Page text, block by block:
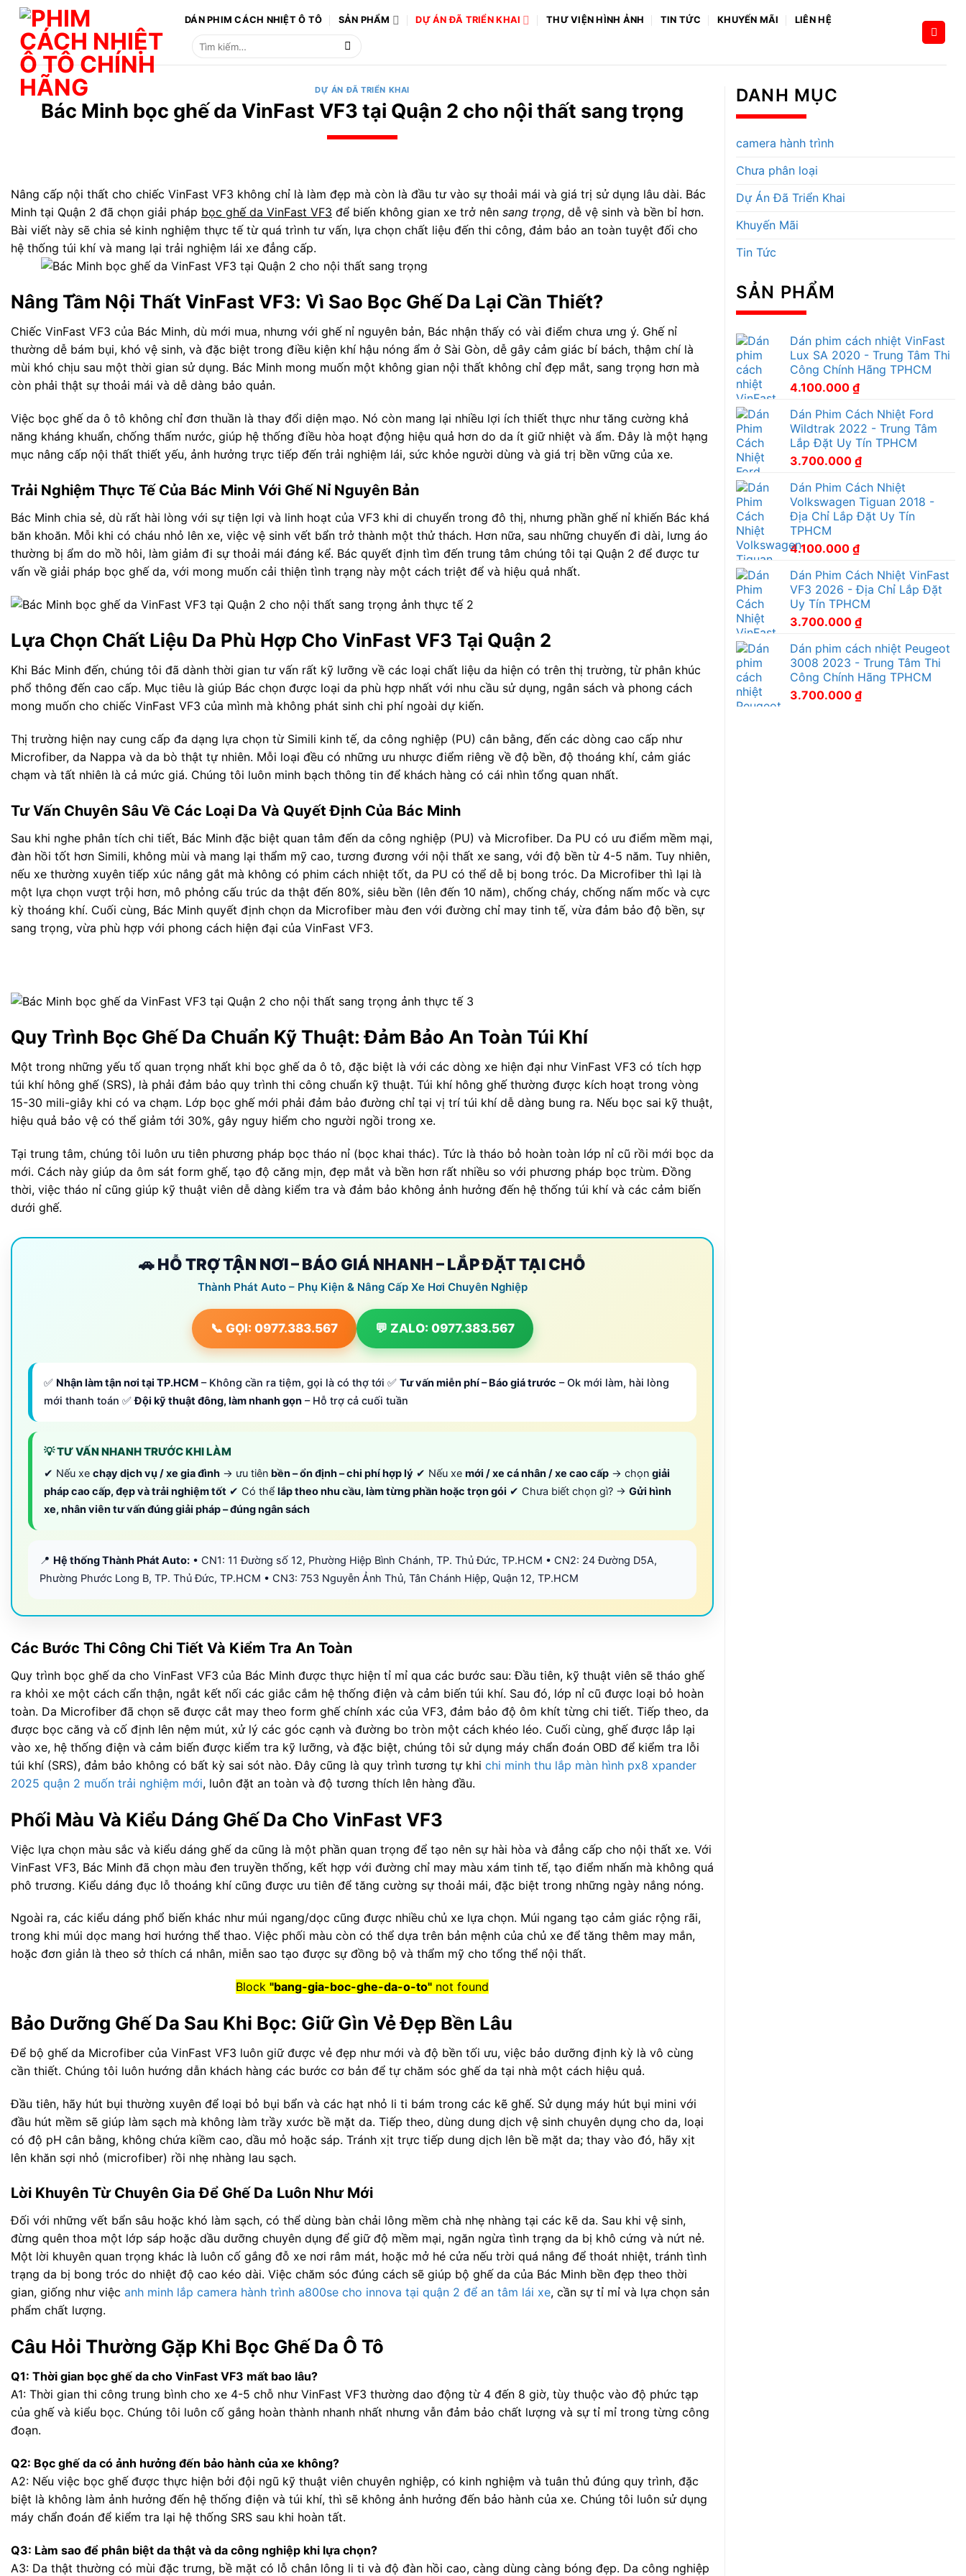
dung
DÁN PHIM CÁCH NHIỆT Ô TÔ SẢN PHẨM DỰ ÁN ĐÃ TRIỂN KHAI THƯ VIỆN HÌNH ẢNH TIN TỨC KHUYẾN MÃI
LIÊN HỆ
Tìm
DỰ ÁN ĐÃ TRIỂN KHAI
Bác Minh bọc ghế da VinFast VF3 tại Quận 2 cho nội thất sang trọng
Nâng cấp nội thất cho chiếc VinFast VF3 không chỉ là làm đẹp mà còn là đầu tư vào sự thoải mái và giá trị sử dụng lâu dài. Bác
Minh tại Quận 2 đã chọn giải pháp bọc ghế da VinFast VF3 để biến không gian xe trở nên sang trọng, dễ vệ sinh và bền bỉ hơn.
Bài viết này sẽ chia sẻ kinh nghiệm thực tế từ quá trình tư vấn, lựa chọn chất liệu đến thi công, đảm bảo an toàn tuyệt đối cho
hệ thống túi khí và mang lại trải nghiệm lái xe đẳng cấp.
Nâng Tầm Nội Thất VinFast VF3: Vì Sao Bọc Ghế Da Lại Cần Thiết?
Chiếc VinFast VF3 của Bác Minh, dù mới mua, nhưng với ghế nỉ nguyên bản, Bác nhận thấy có vài điểm chưa ưng ý. Ghế nỉ
thường dễ bám bụi, khó vệ sinh, và đặc biệt trong điều kiện khí hậu nóng ẩm ở Sài Gòn, dễ gây cảm giác bí bách, thậm chí là
mùi khó chịu sau một thời gian sử dụng. Bác Minh mong muốn một không gian nội thất không chỉ đẹp mắt, sang trọng hơn mà
còn phải thật sự thoải mái và dễ dàng bảo quản.
Việc bọc ghế da ô tô không chỉ đơn thuần là thay đổi diện mạo. Nó còn mang lại nhiều lợi ích thiết thực như tăng cường khả
năng kháng khuẩn, chống thấm nước, giúp hệ thống điều hòa hoạt động hiệu quả hơn do da ít giữ nhiệt và ẩm. Đây là một hạng
mục nâng cấp nội thất thiết yếu, ảnh hưởng trực tiếp đến trải nghiệm lái, sức khỏe người dùng và giá trị bền vững của xe.
Trải Nghiệm Thực Tế Của Bác Minh Với Ghế Nỉ Nguyên Bản
Bác Minh chia sẻ, dù rất hài lòng với sự tiện lợi và linh hoạt của VF3 khi di chuyển trong đô thị, nhưng phần ghế nỉ khiến Bác khá
băn khoăn. Mỗi khi có cháu nhỏ lên xe, việc vệ sinh vết bẩn trở thành một thử thách. Hơn nữa, sau những chuyến đi dài, lưng áo
thường bị ẩm do mồ hôi, làm giảm đi sự thoải mái đáng kể. Bác quyết định tìm đến trung tâm chúng tôi tại Quận 2 để được tư
vấn về giải pháp bọc ghế da, với mong muốn cải thiện tình trạng này một cách triệt để và hiệu quả nhất.
Lựa Chọn Chất Liệu Da Phù Hợp Cho VinFast VF3 Tại Quận 2
Khi Bác Minh đến, chúng tôi đã dành thời gian tư vấn rất kỹ lưỡng về các loại chất liệu da hiện có trên thị trường, từ phân khúc
phổ thông đến cao cấp. Mục tiêu là giúp Bác chọn được loại da phù hợp nhất với nhu cầu sử dụng, ngân sách và phong cách
mong muốn cho chiếc VinFast VF3 của mình mà không phát sinh chi phí ngoài dự kiến.
Thị trường hiện nay cung cấp đa dạng lựa chọn từ Simili kinh tế, da công nghiệp (PU) cân bằng, đến các dòng cao cấp như
Microfiber, da Nappa và da bò thật tự nhiên. Mỗi loại đều có những ưu nhược điểm riêng về độ bền, độ thoáng khí, cảm giác
chạm và tất nhiên là cả mức giá. Chúng tôi luôn minh bạch thông tin để khách hàng có cái nhìn tổng quan nhất.
Tư Vấn Chuyên Sâu Về Các Loại Da Và Quyết Định Của Bác Minh
Sau khi nghe phân tích chi tiết, Bác Minh đặc biệt quan tâm đến da công nghiệp (PU) và Microfiber. Da PU có ưu điểm mềm mại,
đàn hồi tốt hơn Simili, không mùi và mang lại thẩm mỹ cao, tương đương với nội thất xe sang, với độ bền từ 4-5 năm. Tuy nhiên,
nếu xe thường xuyên tiếp xúc nắng gắt mà không có phim cách nhiệt tốt, da PU có thể dễ bị bong tróc. Da Microfiber thì lại là
một lựa chọn vượt trội hơn, mô phỏng cấu trúc da thật đến 80%, siêu bền (lên đến 10 năm), chống cháy, chống nấm mốc và cực
kỳ thoáng khí. Cuối cùng, Bác Minh quyết định chọn da Microfiber màu đen với đường chỉ may tinh tế, vừa đảm bảo độ bền, sự
sang trọng, vừa phù hợp với phong cách hiện đại của VinFast VF3.
Quy Trình Bọc Ghế Da Chuẩn Kỹ Thuật: Đảm Bảo An Toàn Túi Khí
Một trong những yếu tố quan trọng nhất khi bọc ghế da ô tô, đặc biệt là với các dòng xe hiện đại như VinFast VF3 có tích hợp
túi khí hông ghế (SRS), là phải đảm bảo quy trình thi công chuẩn kỹ thuật. Túi khí hông ghế thường được kích hoạt trong vòng
15-30 mili-giây khi có va chạm. Lớp bọc ghế mới phải đảm bảo đường chỉ tại vị trí túi khí dễ dàng bung ra. Nếu bọc sai kỹ thuật,
hiệu quả bảo vệ có thể giảm tới 30%, gây nguy hiểm cho người ngồi trong xe.
Tại trung tâm, chúng tôi luôn ưu tiên phương pháp bọc tháo nỉ (bọc khai thác). Tức là tháo bỏ hoàn toàn lớp nỉ cũ rồi mới bọc da
mới. Cách này giúp da ôm sát form ghế, tạo độ căng mịn, đẹp mắt và bền hơn rất nhiều so với phương pháp bọc trùm. Đồng
thời, việc tháo nỉ cũng giúp kỹ thuật viên dễ dàng kiểm tra và đảm bảo không ảnh hưởng đến hệ thống túi khí và các cảm biến
dưới ghế.
🚗 HỖ TRỢ TẬN NƠI – BÁO GIÁ NHANH – LẮP ĐẶT TẠI CHỖ
Thành Phát Auto – Phụ Kiện & Nâng Cấp Xe Hơi Chuyên Nghiệp
📞 GỌI: 0977.383.567 💬 ZALO: 0977.383.567
✅ Nhận làm tận nơi tại TP.HCM – Không cần ra tiệm, gọi là có thợ tới ✅ Tư vấn miễn phí – Báo giá trước – Ok mới làm, hài lòng
mới thanh toán ✅Đội kỹ thuật đông, làm nhanh gọn – Hỗ trợ cả cuối tuần
💡 TƯ VẤN NHANH TRƯỚC KHI LÀM
✔ Nếu xe chạy dịch vụ / xe gia đình → ưu tiên bền – ổn định – chi phí hợp lý ✔ Nếu xe mới / xe cá nhân / xe cao cấp → chọn giải
pháp cao cấp, đẹp và trải nghiệm tốt ✔ Có thể lắp theo nhu cầu, làm từng phần hoặc trọn gói ✔ Chưa biết chọn gì? → Gửi hình
xe, nhân viên tư vấn đúng giải pháp – đúng ngân sách
📍 Hệ thống Thành Phát Auto: • CN1: 11 Đường số 12, Phường Hiệp Bình Chánh, TP. Thủ Đức, TP.HCM • CN2: 24 Đường D5A,
Phường Phước Long B, TP. Thủ Đức, TP.HCM • CN3: 753 Nguyễn Ảnh Thủ, Tân Chánh Hiệp, Quận 12, TP.HCM
Các Bước Thi Công Chi Tiết Và Kiểm Tra An Toàn
Quy trình bọc ghế da cho VinFast VF3 của Bác Minh được thực hiện tỉ mỉ qua các bước sau: Đầu tiên, kỹ thuật viên sẽ tháo ghế
ra khỏi xe một cách cẩn thận, ngắt kết nối các giắc cắm hệ thống điện và cảm biến túi khí. Sau đó, lớp nỉ cũ được loại bỏ hoàn
toàn. Da Microfiber đã chọn sẽ được cắt may theo form ghế chính xác của VF3, đảm bảo độ ôm khít từng chi tiết. Tiếp theo, da
được bọc căng và cố định lên nệm mút, xử lý các góc cạnh và đường bo tròn một cách khéo léo. Cuối cùng, ghế được lắp lại
vào xe, hệ thống điện và cảm biến được kiểm tra kỹ lưỡng, và đặc biệt, chúng tôi sử dụng máy chẩn đoán OBD để kiểm tra lỗi
túi khí (SRS), đảm bảo không có bất kỳ sai sót nào. Đây cũng là quy trình tương tự khi chi minh thu lắp màn hình px8 xpander
2025 quận 2 muốn trải nghiệm mới, luôn đặt an toàn và độ tương thích lên hàng đầu.
Phối Màu Và Kiểu Dáng Ghế Da Cho VinFast VF3
Việc lựa chọn màu sắc và kiểu dáng ghế da cũng là một phần quan trọng để tạo nên sự hài hòa và đẳng cấp cho nội thất xe. Với
VinFast VF3, Bác Minh đã chọn màu đen truyền thống, kết hợp với đường chỉ may màu xám tinh tế, tạo điểm nhấn mà không quá
phô trương. Kiểu dáng đục lỗ thoáng khí cũng được ưu tiên để tăng cường sự thoải mái, đặc biệt trong những ngày nắng nóng.
Ngoài ra, các kiểu dáng phổ biến khác như múi ngang/dọc cũng được nhiều chủ xe lựa chọn. Múi ngang tạo cảm giác rộng rãi,
trong khi múi dọc mang hơi hướng thể thao. Việc phối màu còn có thể dựa trên bản mệnh của chủ xe để tăng thêm may mắn,
hoặc đơn giản là theo sở thích cá nhân, miễn sao tạo được sự đồng bộ và thẩm mỹ cho tổng thể nội thất.
Block "bang-gia-boc-ghe-da-o-to" not found
Bảo Dưỡng Ghế Da Sau Khi Bọc: Giữ Gìn Vẻ Đẹp Bền Lâu
Để bộ ghế da Microfiber của VinFast VF3 luôn giữ được vẻ đẹp như mới và độ bền tối ưu, việc bảo dưỡng định kỳ là vô cùng
cần thiết. Chúng tôi luôn hướng dẫn khách hàng các bước cơ bản để tự chăm sóc ghế da tại nhà một cách hiệu quả.
Đầu tiên, hãy hút bụi thường xuyên để loại bỏ bụi bẩn và các hạt nhỏ li ti bám trong các kẽ ghế. Sử dụng máy hút bụi mini với
đầu hút mềm sẽ giúp làm sạch mà không làm trầy xước bề mặt da. Tiếp theo, dùng dung dịch vệ sinh chuyên dụng cho da, loại
có độ pH cân bằng, không chứa kiềm cao, dầu mỏ hoặc sáp. Tránh xịt trực tiếp dung dịch lên bề mặt da; thay vào đó, hãy xịt
lên khăn sợi nhỏ (microfiber) rồi nhẹ nhàng lau sạch.
Lời Khuyên Từ Chuyên Gia Để Ghế Da Luôn Như Mới
Đối với những vết bẩn sâu hoặc khó làm sạch, có thể dùng bàn chải lông mềm chà nhẹ nhàng tại các kẽ da. Sau khi vệ sinh,
đừng quên thoa một lớp sáp hoặc dầu dưỡng chuyên dụng để giữ độ mềm mại, ngăn ngừa tình trạng da bị khô cứng và nứt nẻ.
Một lời khuyên quan trọng khác là luôn cố gắng đỗ xe nơi râm mát, hoặc mở hé cửa nếu trời quá nắng để thoát nhiệt, tránh tình
trạng da bị bong tróc do nhiệt độ cao kéo dài. Việc chăm sóc đúng cách sẽ giúp bộ ghế da của Bác Minh bền đẹp theo thời
gian, giống như việc anh minh lắp camera hành trình a800se cho innova tại quận 2 để an tâm lái xe, cần sự tỉ mỉ và lựa chọn sản
phẩm chất lượng.
Câu Hỏi Thường Gặp Khi Bọc Ghế Da Ô Tô
Q1: Thời gian bọc ghế da cho VinFast VF3 mất bao lâu?
A1: Thời gian thi công trung bình cho xe 4-5 chỗ như VinFast VF3 thường dao động từ 4 đến 8 giờ, tùy thuộc vào độ phức tạp
của ghế và kiểu bọc. Chúng tôi luôn cố gắng hoàn thành nhanh nhất nhưng vẫn đảm bảo chất lượng và sự tỉ mỉ trong từng công
đoạn.
Q2: Bọc ghế da có ảnh hưởng đến bảo hành của xe không?
A2: Nếu việc bọc ghế được thực hiện bởi đội ngũ kỹ thuật viên chuyên nghiệp, có kinh nghiệm và tuân thủ đúng quy trình, đặc
biệt là không làm ảnh hưởng đến hệ thống điện và túi khí, thì sẽ không ảnh hưởng đến bảo hành của xe. Chúng tôi luôn sử dụng
máy chẩn đoán để kiểm tra lại hệ thống SRS sau khi hoàn tất.
Q3: Làm sao để phân biệt da thật và da công nghiệp khi lựa chọn?
A3: Da thật thường có mùi đặc trưng, bề mặt có lỗ chân lông li ti và độ đàn hồi cao, càng dùng càng bóng đẹp. Da công nghiệp
DANH MỤC
camera hành trình
Chưa phân loại
Dự Án Đã Triển Khai
Khuyến Mãi
Tin Tức
SẢN PHẨM
Dán phim cách nhiệt VinFast
Lux SA 2020 - Trung Tâm Thi
Công Chính Hãng TPHCM
4.100.000 ₫
Dán Phim Cách Nhiệt Ford
Wildtrak 2022 - Trung Tâm
Lắp Đặt Uy Tín TPHCM
3.700.000 ₫
Dán Phim Cách Nhiệt
Volkswagen Tiguan 2018 -
Địa Chỉ Lắp Đặt Uy Tín
TPHCM
4.100.000 ₫
Dán Phim Cách Nhiệt VinFast
VF3 2026 - Địa Chỉ Lắp Đặt
Uy Tín TPHCM
3.700.000 ₫
Dán phim cách nhiệt Peugeot
3008 2023 - Trung Tâm Thi
Công Chính Hãng TPHCM
3.700.000 ₫